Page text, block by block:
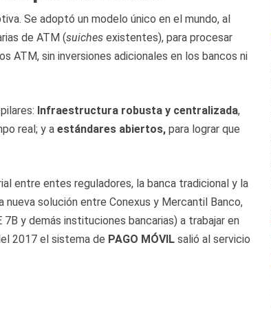
Se adoptó un modelo único en el mundo, al
de ATM (suiches existentes), para procesar
sin inversiones adicionales en los bancos ni
Infraestructura robusta y centralizada,
real; y a estándares abiertos, para lograr que
entre entes reguladores, la banca tradicional y la
nueva solución entre Conexus y Mercantil Banco,
y demás instituciones bancarias) a trabajar en
2017 el sistema de PAGO MÓVIL salió al servicio